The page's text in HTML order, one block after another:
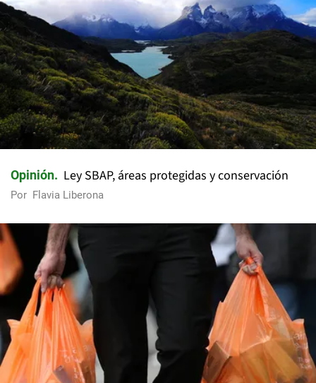
Opinión Ley SBAP, áreas protegidas y conservación
Por Flavia Liberona